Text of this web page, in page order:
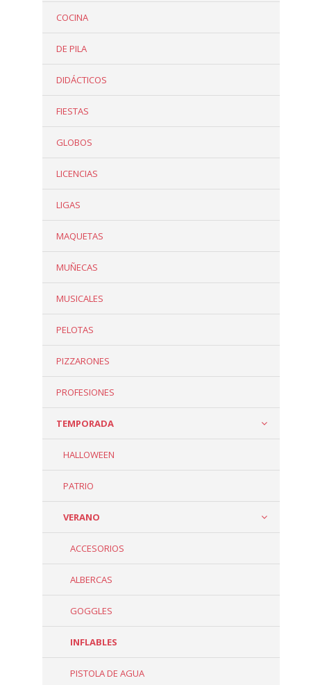
COCINA
DE PILA
DIDÁCTICOS
FIESTAS
GLOBOS
LICENCIAS
LIGAS
MAQUETAS
MUÑECAS
MUSICALES
PELOTAS
PIZZARONES
PROFESIONES
TEMPORADA
HALLOWEEN
PATRIO
VERANO
ACCESORIOS
ALBERCAS
GOGGLES
INFLABLES
PISTOLA DE AGUA